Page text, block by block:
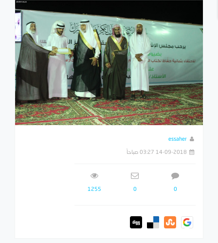
essaher
14-09-2018 03:27 صباحاً
0
0
1255